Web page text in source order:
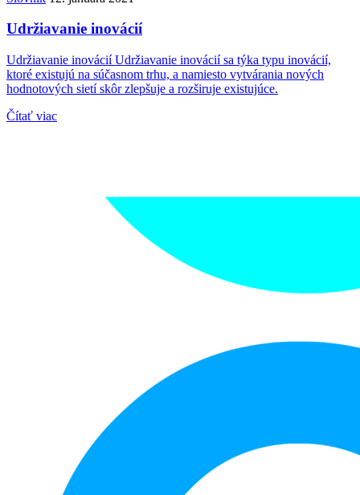
Udržiavanie inovácií
Udržiavanie inovácií Udržiavanie inovácií sa týka typu inovácií,
ktoré existujú na súčasnom trhu, a namiesto vytvárania nových
hodnotových sietí skôr zlepšuje a rozširuje existujúce.
Čítať viac